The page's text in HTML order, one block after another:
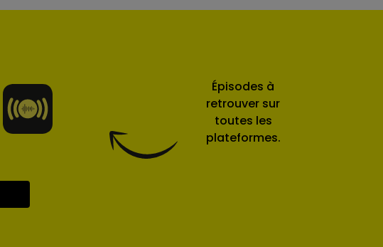
Épisodes à
retrouver sur
toutes les
plateformes.